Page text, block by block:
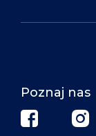
Poznaj nas